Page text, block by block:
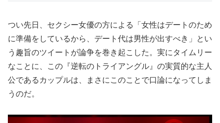
つい先日、セクシー女優の方による「女性はデートのため
に準備をしているから、デート代は男性が出すべき」とい
う趣旨のツイートが論争を巻き起こした。実にタイムリー
なことに、この『逆転のトライアングル』の実質的な主人
公であるカップルは、まさにこのことで口論になってしま
うのだ。